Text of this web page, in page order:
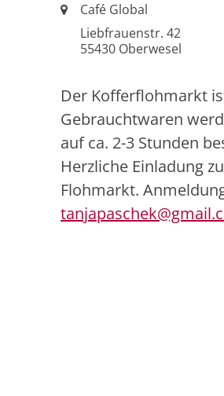
Ort:Café Global
Liebfrauenstr. 42
55430 Oberwesel
Der Kofferflohmarkt
Gebrauchtwaren
auf ca. 2-3 Stunden
Herzliche Einladung
Flohmarkt.